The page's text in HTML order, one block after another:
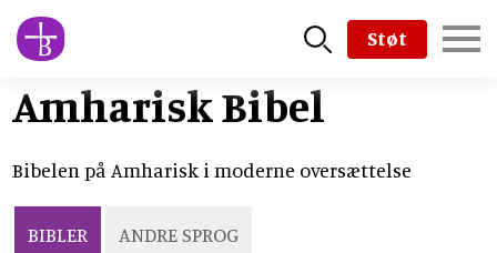
Skip
to
content
Støt
Amharisk Bibel
Bibelen på Amharisk i moderne oversættelse
BIBLER ANDRE SPROG